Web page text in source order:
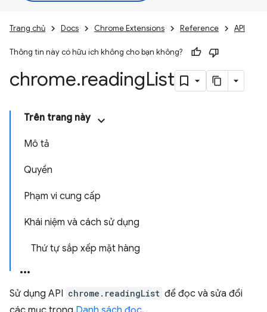
Trang chủ Docs Chrome Extensions Reference API
Thông tin này có hữu ích không cho bạn không?
chrome.readingList
Trên trang này
Mô tả
Quyền
Phạm vi cung cấp
Khái niệm và cách sử dụng
Thứ tự sắp xếp mặt hàng
Sử dụng API chrome.readingList để đọc và sửa đổi